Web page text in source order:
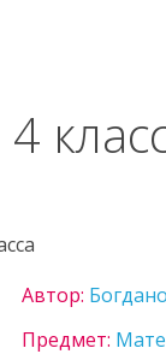
Автор:
Предмет: